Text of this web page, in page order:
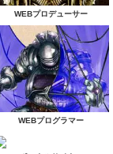
WEBプロデューサー
WEBプログラマー